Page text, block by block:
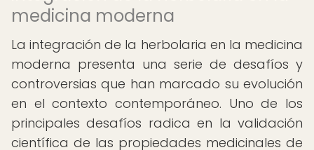
medicina moderna
La integración de la herbolaria en la medicina
moderna presenta una serie de desafíos y
controversias que han marcado su evolución
en el contexto contemporáneo. Uno de los
principales desafíos radica en la validación
científica de las propiedades medicinales de